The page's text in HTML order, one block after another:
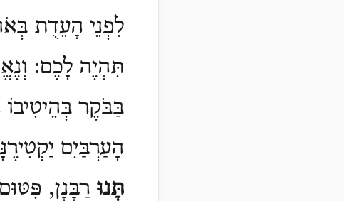
לִפְנֵי הָעֵדֻת
תִּהְיֶה לָכֶם:
בַּבֹּקֶר
הָעַרְבַּיִם
תָּנוּ רַבָּנָן,